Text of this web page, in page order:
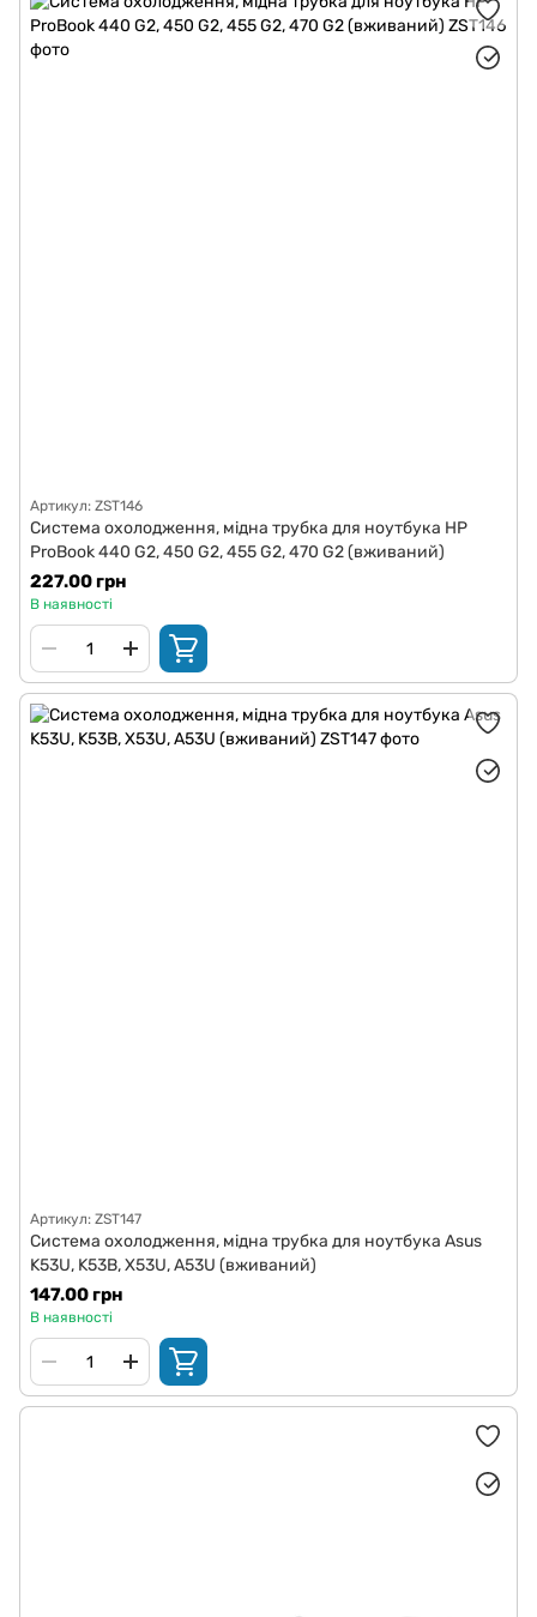
Артикул: ZST146
Система охолодження, мідна трубка для ноутбука HP
ProBook 440 G2, 450 G2, 455 G2, 470 G2 (вживаний)
227.00 грн
В наявності
Артикул: ZST147
Система охолодження, мідна трубка для ноутбука Asus
K53U, K53B, X53U, A53U (вживаний)
147.00 грн
В наявності